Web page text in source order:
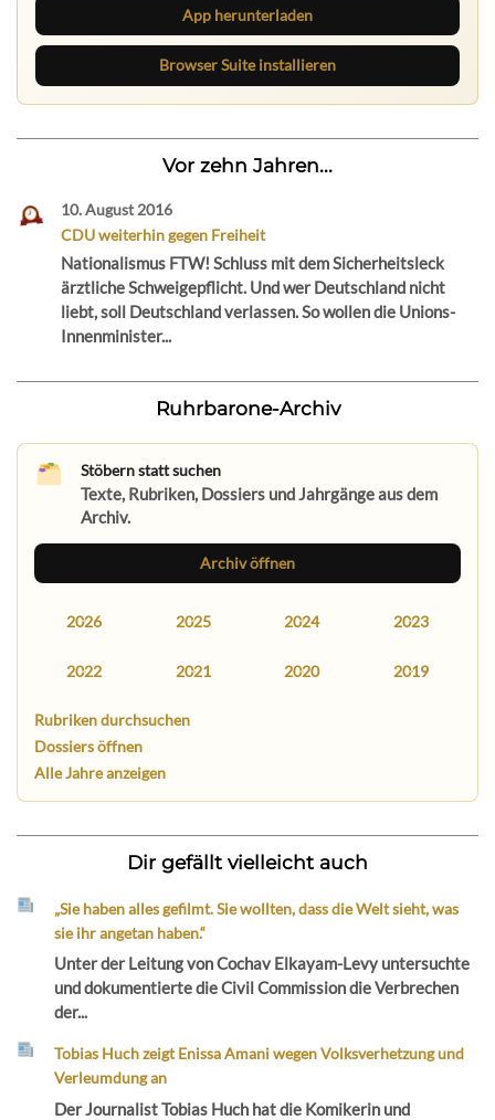
App herunterladen
Browser Suite installieren
Vor zehn Jahren...
10. August 2016
CDU weiterhin gegen Freiheit
Nationalismus FTW! Schluss mit dem Sicherheitsleck
ärztliche Schweigepflicht. Und wer Deutschland nicht
liebt, soll Deutschland verlassen. So wollen die Unions-
Innenminister...
Ruhrbarone-Archiv
Stöbern statt suchen
Texte, Rubriken, Dossiers und Jahrgänge aus dem
Archiv.
Archiv öffnen
2026 2025 2024 2023
2022 2021 2020 2019
Rubriken durchsuchen
Dossiers öffnen
Alle Jahre anzeigen
Dir gefällt vielleicht auch
„Sie haben alles gefilmt. Sie wollten, dass die Welt sieht, was
sie ihr angetan haben.“
Unter der Leitung von Cochav Elkayam-Levy untersuchte
und dokumentierte die Civil Commission die Verbrechen
der...
Tobias Huch zeigt Enissa Amani wegen Volksverhetzung und
Verleumdung an
Der Journalist Tobias Huch hat die Komikerin und